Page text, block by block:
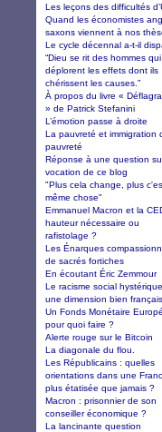
Les leçons des difficultés
Quand les économistes
saxons viennent à nos
Le cycle décennal a-t-il
“Dieu se rit des hommes qui
déplorent les effets dont ils
chérissent les causes.”
À propos du livre «
» de Patrick Stefanini
L’émotion passe à droite
La pauvreté et immigration
pauvreté
Réponse à une question
vocation de ce blog
"Plus cela change, plus
même chose"
Emmanuel Macron et la
hauteur nécessaire ou
rafistolage ?
Les Énarques
de sacrés fortiches
En écoutant Éric Zemmour
Le racisme social hystérique,
une dimension bien
Un Fonds Monétaire
pour quoi faire ?
Alerte rouge sur le Bitcoin
La diagonale du flou.
Les Républicains : quelles
orientations dans une
plus étatisée que jamais ?
Macron : prisonnier de son
conseiller économique ?
La lancinante question